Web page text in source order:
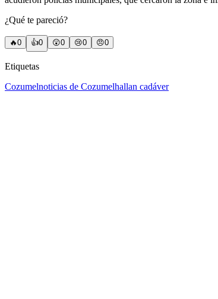
¿Qué te pareció?
🔥0 👍0 😲0 😢0 😠0
Etiquetas
Cozumelnoticias de Cozumelhallan cadáver